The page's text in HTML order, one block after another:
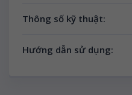
Thông số kỹ thuật:
Hướng dẫn sử dụng: